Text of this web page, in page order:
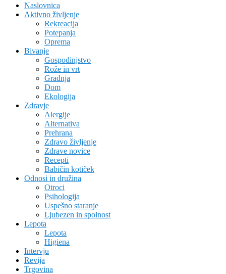
Naslovnica
Aktivno življenje
Rekreacija
Potepanja
Oprema
Bivanje
Gospodinjstvo
Rože in vrt
Gradnja
Dom
Ekologija
Zdravje
Alergije
Alternativa
Prehrana
Zdravo življenje
Zdrave novice
Recepti
Babičin kotiček
Odnosi in družina
Otroci
Psihologija
Uspešno staranje
Ljubezen in spolnost
Lepota
Lepota
Higiena
Intervju
Revija
Trgovina